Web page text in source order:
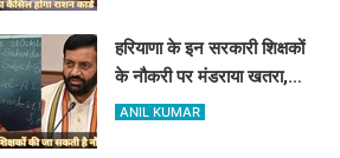
हरियाणा के इन सरकारी शिक्षकों
के नौकरी पर मंडराया खतरा,
राज्य सरकार ने जारी किया बड़ा
ANIL KUMAR